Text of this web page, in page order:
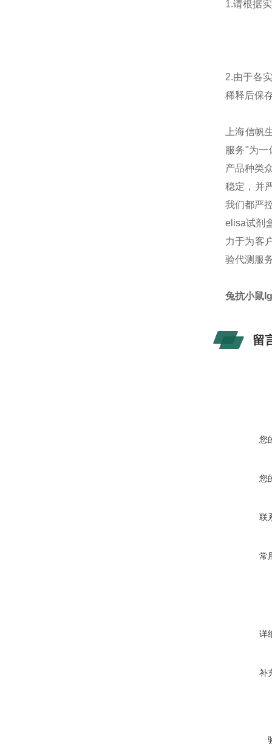
1.请根据
2.由于各
稀释后保
上海信帆
服务"为一
产品种类
稳定，并
我们都严
elisa试剂
力于为客
验代测服
兔抗小鼠
留
您
您
联
常
详
补